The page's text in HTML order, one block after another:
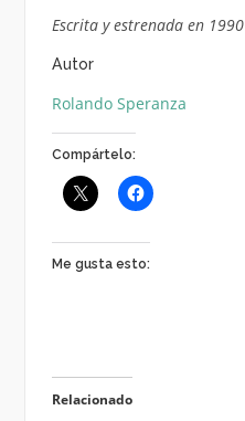
Escrita y estrenada en 1990
Autor
Rolando Speranza
Compártelo:
Me gusta esto:
Relacionado